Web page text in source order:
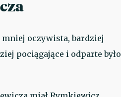
oczywista, bardziej
pociągające i odparte było